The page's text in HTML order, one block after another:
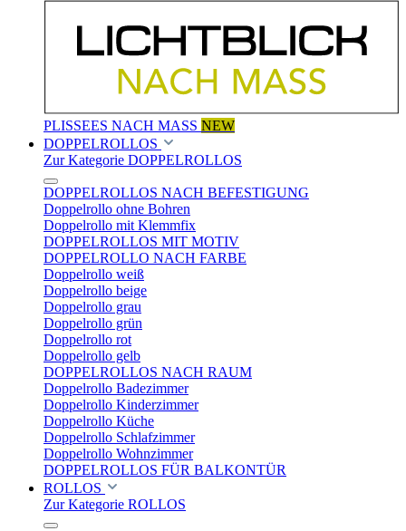
PLISSEES NACH MASS NEW
DOPPELROLLOS
Zur Kategorie DOPPELROLLOS
DOPPELROLLOS NACH BEFESTIGUNG
Doppelrollo ohne Bohren
Doppelrollo mit Klemmfix
DOPPELROLLOS MIT MOTIV
DOPPELROLLO NACH FARBE
Doppelrollo weiß
Doppelrollo beige
Doppelrollo grau
Doppelrollo grün
Doppelrollo rot
Doppelrollo gelb
DOPPELROLLOS NACH RAUM
Doppelrollo Badezimmer
Doppelrollo Kinderzimmer
Doppelrollo Küche
Doppelrollo Schlafzimmer
Doppelrollo Wohnzimmer
DOPPELROLLOS FÜR BALKONTÜR
ROLLOS
Zur Kategorie ROLLOS